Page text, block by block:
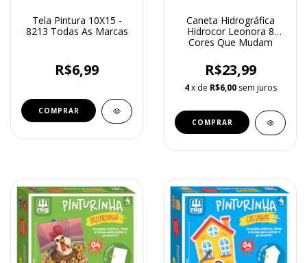
Tela Pintura 10X15 -
8213 Todas As Marcas
R$6,99
Caneta Hidrográfica
Hidrocor Leonora 8
Cores Que Mudam
R$23,99
4 x de R$6,00 sem juros